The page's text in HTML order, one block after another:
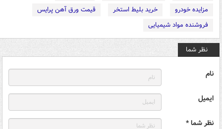
مزایده خودرو
خرید بلیط استخر
قیمت ورق آهن پرایس
فروشنده مواد شیمیایی
نظر شما
نام
ایمیل
نظر شما *